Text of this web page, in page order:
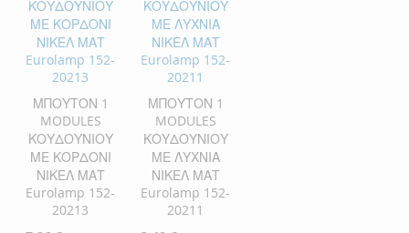
ΜΠΟΥΤΟΝ 1
MODULES
ΚΟΥΔΟΥΝΙΟΥ
ΜΕ ΚΟΡΔΟΝΙ
ΝΙΚΕΛ ΜΑΤ
Eurolamp 152-
20213
ΜΠΟΥΤΟΝ 1
MODULES
ΚΟΥΔΟΥΝΙΟΥ
ΜΕ ΛΥΧΝΙΑ
ΝΙΚΕΛ ΜΑΤ
Eurolamp 152-
20211